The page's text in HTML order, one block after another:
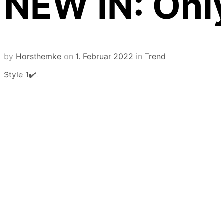
by Horsthemke on 1. Februar 2022 in Trend
Style 1✔️.